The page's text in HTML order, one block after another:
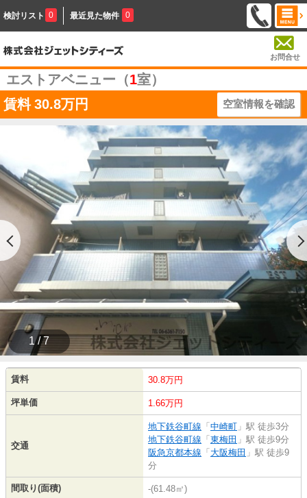
検討リスト 0 最近見た物件 0
お問合せ
エストアベニュー（1室）
賃料 30.8万円 空室情報を確認
1 / 7
賃料 30.8万円
坪単価 1.66万円
交通
地下鉄谷町線 「 中崎町 」駅 徒歩3分
地下鉄谷町線 「 東梅田 」駅 徒歩9分
阪急京都本線 「 大阪梅田 」駅 徒歩9
分
間取り(面積) -(61.48㎡)